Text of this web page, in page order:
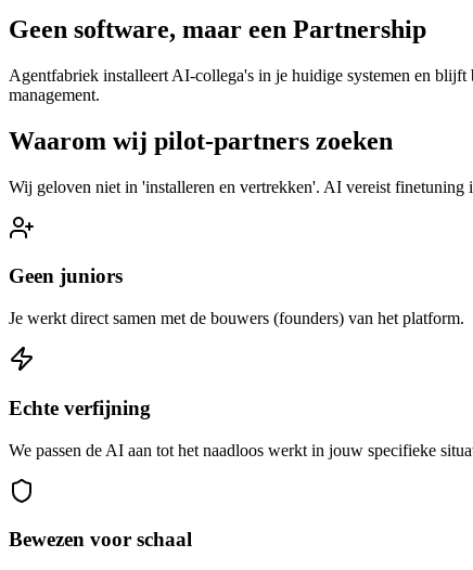
Geen software, maar een Partnership
Agentfabriek installeert AI-collega's in je huidige systemen en
management.
Waarom wij pilot-partners zoeken
Wij geloven niet in 'installeren en vertrekken'. AI vereist
Geen juniors
Je werkt direct samen met de bouwers (founders) van het platform.
Echte verfijning
We passen de AI aan tot het naadloos werkt in jouw specifieke
Bewezen voor schaal